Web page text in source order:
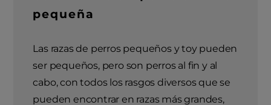
pequeña
Las razas de perros pequeños y toy pueden
ser pequeños, pero son perros al fin y al
cabo, con todos los rasgos diversos que se
pueden encontrar en razas más grandes,